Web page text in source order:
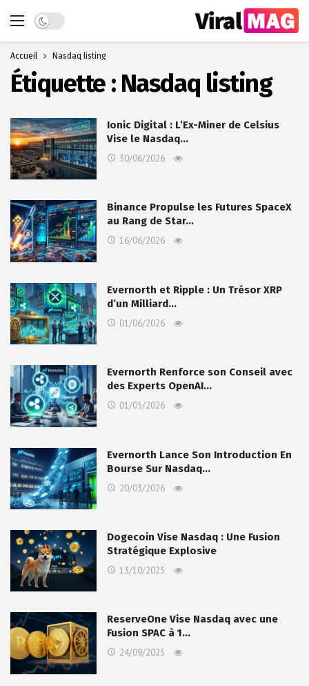
Dark mode
Accueil Nasdaq listing
Étiquette : Nasdaq listing
Ionic Digital : L’Ex-Miner de Celsius
Vise le Nasdaq…
30/06/2026
Binance Propulse les Futures SpaceX
au Rang de Star…
16/06/2026
Evernorth et Ripple : Un Trésor XRP
d’un Milliard…
01/06/2026
Evernorth Renforce son Conseil avec
des Experts OpenAI…
01/05/2026
Evernorth Lance Son Introduction En
Bourse Sur Nasdaq…
20/03/2026
Dogecoin Vise Nasdaq : Une Fusion
Stratégique Explosive
13/10/2025
ReserveOne Vise Nasdaq avec une
Fusion SPAC à 1…
24/09/2025